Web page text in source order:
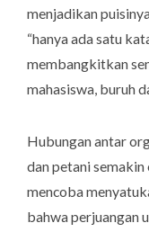
menjadikan
“hanya ada satu
membangkitkan
mahasiswa, buruh
Hubungan antar
dan petani
mencoba
bahwa perjuangan